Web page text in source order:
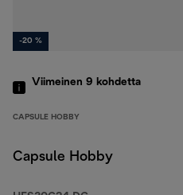
-20 %
Viimeinen 9 kohdetta
CAPSULE HOBBY
Capsule Hobby